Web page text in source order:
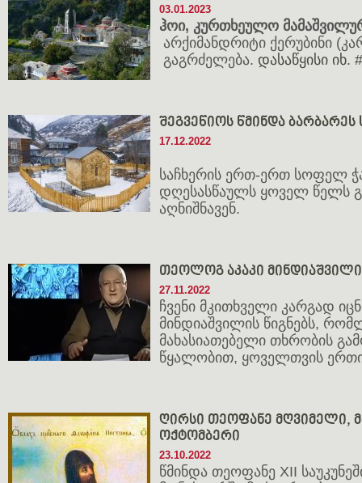
03.01.2023
ჰოი, კურთხეულო
არქიმანდრიტი ქერუბინი
გაგრძელება. დასაწყისი იხ.
შეგვეწიოს წმინდა
17.12.2022
საჩხერის ერთ-ერთ სოფელ
დღესასწაულს ყოველ წელს
აღნიშნავენ.
თეოლოგ აკაკი
27.11.2022
ჩვენი მკითხველი კარგად
მინდიაშვილის წიგნებს,
მახასიათებელი თხრობის
წყალობით, ყოველთვის ერთი
ღირსი თეოფანე მღვიმელი,
ოქტომბერი
23.10.2022
წმინდა თეოფანე XII